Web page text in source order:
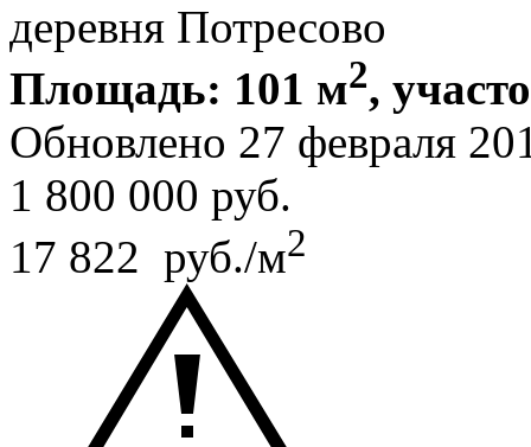
деревня Потресово
Площадь: 101 м2,
Обновлено 27 февраля
1 800 000 руб.
17 822 руб./м2